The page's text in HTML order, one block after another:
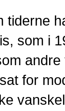
tiderne
som i
for